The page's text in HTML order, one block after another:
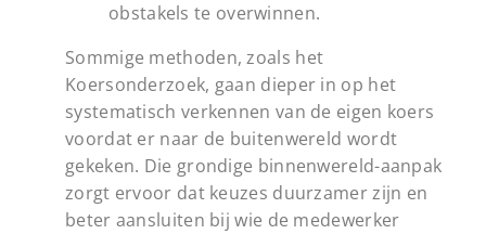
obstakels te overwinnen.
Sommige methoden, zoals het
Koersonderzoek, gaan dieper in op het
systematisch verkennen van de eigen koers
voordat er naar de buitenwereld wordt
gekeken. Die grondige binnenwereld-aanpak
zorgt ervoor dat keuzes duurzamer zijn en
beter aansluiten bij wie de medewerker